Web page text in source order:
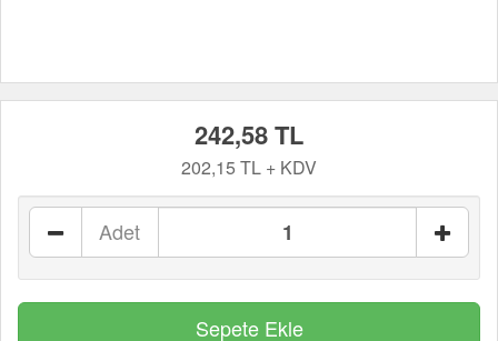
242,58 TL
202,15 TL + KDV
Adet